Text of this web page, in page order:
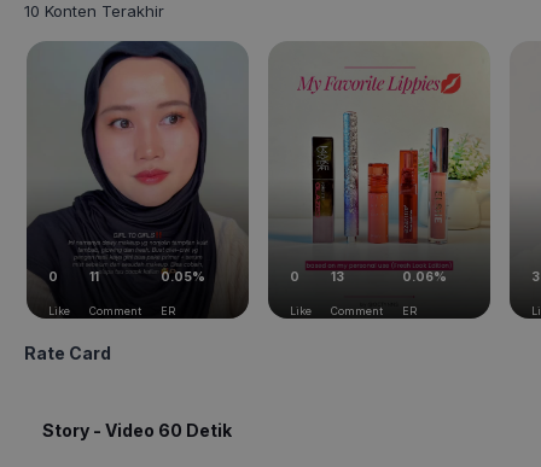
10 Konten Terakhir
0
Like
11
Comment
0.05%
ER
0
Like
13
Comment
0.06%
ER
Rate Card
Story - Video 60 Detik